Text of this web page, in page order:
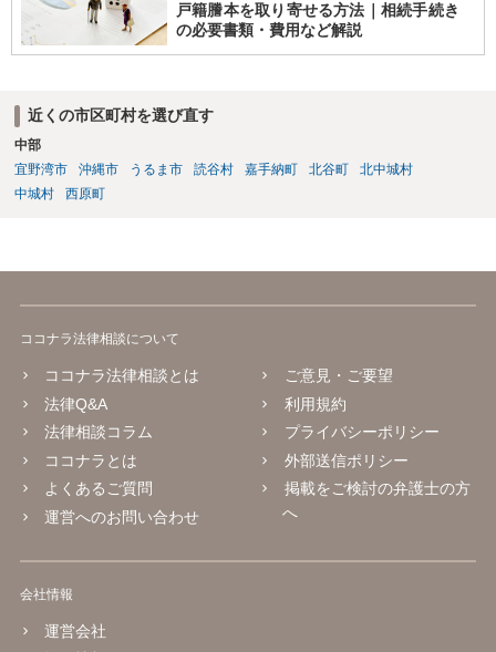
戸籍謄本を取り寄せる方法｜相続手続き
の必要書類・費用など解説
近くの市区町村を選び直す
中部
宜野湾市
沖縄市 うるま市 読谷村 嘉手納町 北谷町
北中城村
中城村
西原町
ココナラ法律相談について
ココナラ法律相談とは
法律Q&A
法律相談コラム
ココナラとは
よくあるご質問
運営へのお問い合わせ
ご意見・ご要望
利用規約
プライバシーポリシー
外部送信ポリシー
掲載をご検討の弁護士の方
へ
会社情報
運営会社